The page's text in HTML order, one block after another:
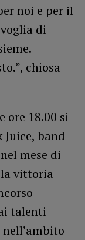
noi e per il
di
chiosa
ore 18.00 si
band
mese di
la vittoria
talenti